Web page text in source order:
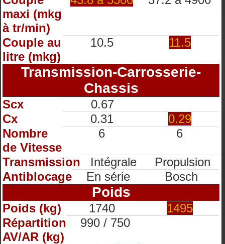
maxi (mkg
à tr/min)
Couple au
litre (mkg)
10.5 11.5
Transmission-Carrosserie-
Chassis
Scx
0.67
Cx
0.31
0.29
Nombre
de Vitesse
6 6
Transmission Intégrale
Propulsion
Antiblocage
En série Bosch
Poids
Poids (kg) 1740
1495
Répartition
AV/AR (kg)
990 / 750